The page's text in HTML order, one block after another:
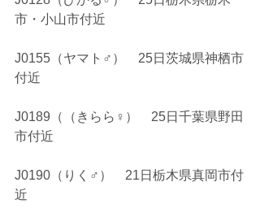
市・小山市付近
J0155（ヤマト♂）　25日茨城県神栖市
付近
J0189（（きらら♀）　25日千葉県野田
市付近
J0190（りく♂）　21日栃木県真岡市付
近